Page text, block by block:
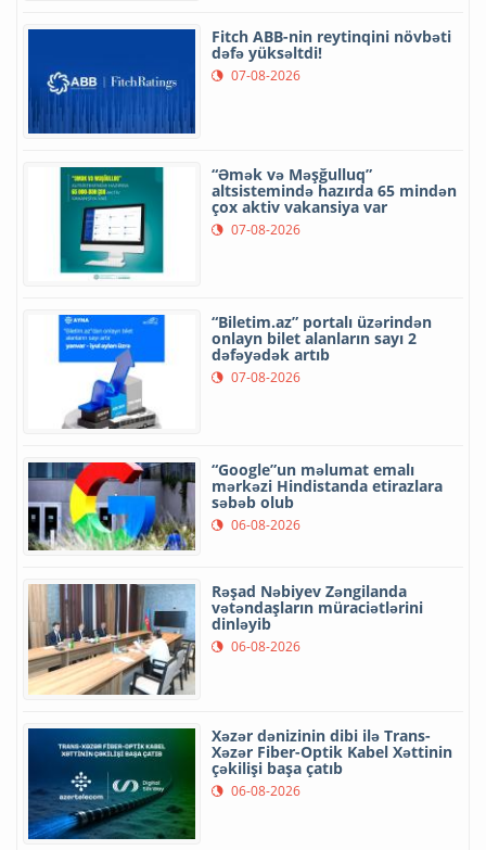
Fitch ABB-nin reytinqini növbəti
dəfə yüksəltdi!
07-08-2026
“Əmək və Məşğulluq”
altsistemində hazırda 65 mindən
çox aktiv vakansiya var
07-08-2026
“Biletim.az” portalı üzərindən
onlayn bilet alanların sayı 2
dəfəyədək artıb
07-08-2026
“Google”un məlumat emalı
mərkəzi Hindistanda etirazlara
səbəb olub
06-08-2026
Rəşad Nəbiyev Zəngilanda
vətəndaşların müraciətlərini
dinləyib
06-08-2026
Xəzər dənizinin dibi ilə Trans-
Xəzər Fiber-Optik Kabel Xəttinin
çəkilişi başa çatıb
06-08-2026